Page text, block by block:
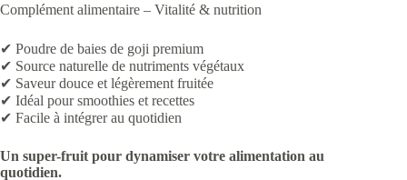
Complément alimentaire – Vitalité & nutrition
✔ Poudre de baies de goji premium
✔ Source naturelle de nutriments végétaux
✔ Saveur douce et légèrement fruitée
✔ Idéal pour smoothies et recettes
✔ Facile à intégrer au quotidien
Un super-fruit pour dynamiser votre alimentation au
quotidien.